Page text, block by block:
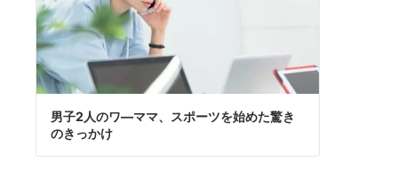
男子2人のワ―ママ、スポーツを始めた驚き
のきっかけ